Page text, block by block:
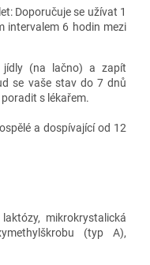
Doporučuje se užívat 1
intervalem 6 hodin mezi
jídly (na lačno) a zapít
se vaše stav do 7 dnů
s lékařem.
a dospívající od 12
mikrokrystalická
(typ A),